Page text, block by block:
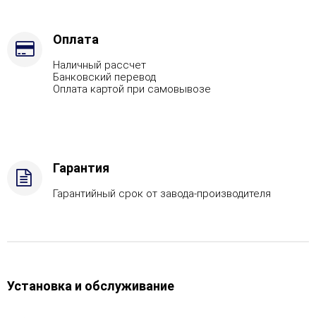
AISI
Боковой
вход
Оплата
Наличный рассчет
Банковский перевод
Оплата картой при самовывозе
Гарантия
Гарантийный срок от завода-производителя
Установка и обслуживание